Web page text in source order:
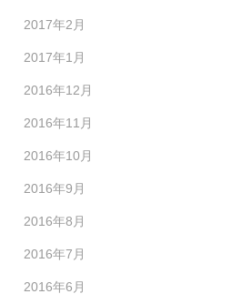
2017年2月
2017年1月
2016年12月
2016年11月
2016年10月
2016年9月
2016年8月
2016年7月
2016年6月